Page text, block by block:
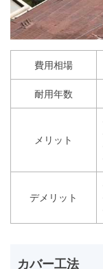
費用相場
耐用年数
メリット
デメリット
カバー工法